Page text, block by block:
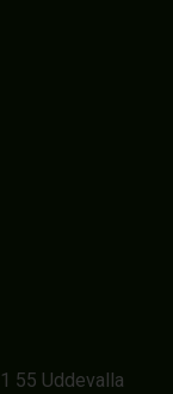
55 Uddevalla